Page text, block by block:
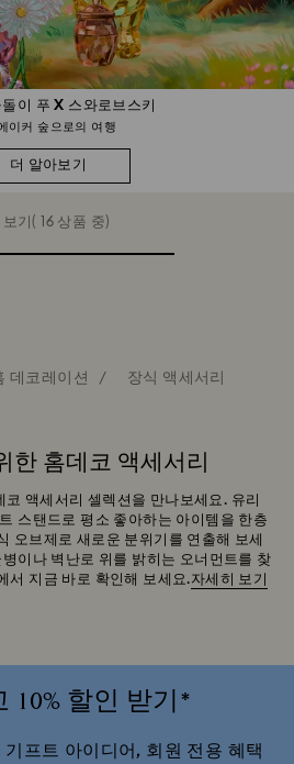
이 푸 X 스와로브스키
이커 숲으로의 여행
더 알아보기
보기( 16 상품 중)
데코레이션 장식 액세서리
한 홈데코 액세서리
액세서리 셀렉션을 만나보세요. 유리
스탠드로 평소 좋아하는 아이템을 한층
오브제로 새로운 분위기를 연출해 보세
이나 벽난로 위를 밝히는 오너먼트를 찾
서 지금 바로 확인해 보세요.자세히 보기
10% 할인 받기*
프트 아이디어, 회원 전용 혜택